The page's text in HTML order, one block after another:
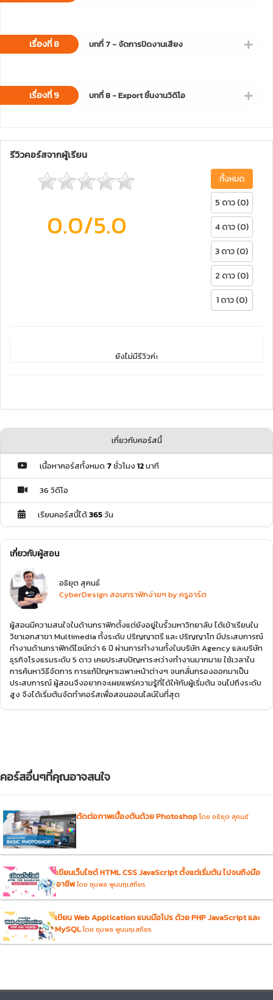
เรื่องที่ 8 บทที่ 7 - จัดการปิดงานเสียง
เรื่องที่ 9 บทที่ 8 - Export ชิ้นงานวิดิโอ
รีวิวคอร์สจากผู้เรียน
0.0/5.0
ทั้งหมด
5 ดาว (0)
4 ดาว (0)
3 ดาว (0)
2 ดาว (0)
1 ดาว (0)
ยังไม่มีรีวิวค่ะ
เกี่ยวกับคอร์สนี้
เนื้อหาคอร์สทั้งหมด 7ชั่วโมง 12นาที
36 วิดีโอ
เรียนคอร์สนี้ได้365วัน
เกี่ยวกับผู้สอน
อธิยุต สุคนธ์
CyberDesign สอนกราฟิกง่ายๆ by ครูอาร์ต
ผู้สอนมีความสนใจในด้านกราฟิกตั้งแต่ยังอยู่ในรั้วมหาวิทยาลับ ได้เข้าเรียนใน
วิชาเอกสาขา Multimedia ทั้งระดับ ปริญญาตรี และ ปริญญาโท มีประสบการณ์
ทำงานด้านกราฟิกดีไซน์กว่า 6 ปี ผ่านการทำงานทั้งในบริษัท Agency และบริษัท
ธุรกิจโรงแรมระดับ 5 ดาว เคยประสบปัญหาระหว่างทำงานมากมาย ใช้เวลาใน
การค้นหาวิธีจัดการ การแก้ปัญหาเฉพาะหน้าต่างๆ จนกลั่นกรองออกมาเป็น
ประสบการณ์ ผู้สอนจึงอยากจะเผยแพร่ความรู้ที่ได้ให้กับผู้เริ่มต้น จนไปถึงระดับ
สูง จึงได้เริ่มต้นจัดทำคอร์สเพื่อสอนออนไลน์ในที่สุด
คอร์สอื่นๆที่คุณอาจสนใจ
ตัดต่อภาพเบื้องต้นด้วย Photoshopโดย อธิยุต สุคนธ์
เขียนเว็บไซต์ HTML CSS JavaScript ตั้งแต่เริ่มต้น ไปจนถึงมือ
อาชีพโดย ชุมพล พูนนฤเสถียร
เขียน Web Application แบบมือโปร ด้วย PHP JavaScript และ
MySQLโดย ชุมพล พูนนฤเสถียร